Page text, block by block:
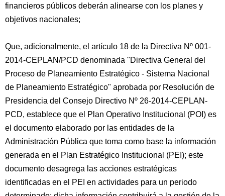
financieros públicos deberán alinearse con los planes y
objetivos nacionales;
Que, adicionalmente, el artículo 18 de la Directiva Nº 001-
2014-CEPLAN/PCD denominada "Directiva General del
Proceso de Planeamiento Estratégico - Sistema Nacional
de Planeamiento Estratégico" aprobada por Resolución de
Presidencia del Consejo Directivo Nº 26-2014-CEPLAN-
PCD, establece que el Plan Operativo Institucional (POI) es
el documento elaborado por las entidades de la
Administración Pública que toma como base la información
generada en el Plan Estratégico Institucional (PEI); este
documento desagrega las acciones estratégicas
identificadas en el PEI en actividades para un periodo